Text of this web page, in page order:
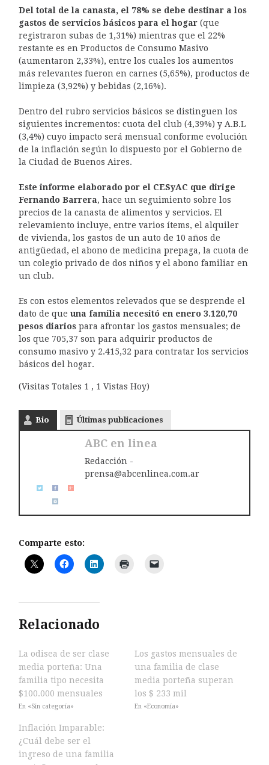
Del total de la canasta, el 78% se debe destinar a los
gastos de servicios básicos para el hogar(que
registraron subas de 1,31%) mientras que el 22%
restante es en Productos de Consumo Masivo
(aumentaron 2,33%), entre los cuales los aumentos
más relevantes fueron en carnes (5,65%), productos de
limpieza (3,92%) y bebidas (2,16%).
Dentro del rubro servicios básicos se distinguen los
siguientes incrementos: cuota del club (4,39%) y A.B.L
(3,4%) cuyo impacto será mensual conforme evolución
de la inflación según lo dispuesto por el Gobierno de
la Ciudad de Buenos Aires.
Este informe elaborado por el CESyAC que dirige
Fernando Barrera, hace un seguimiento sobre los
precios de la canasta de alimentos y servicios. El
relevamiento incluye, entre varios ítems, el alquiler
de vivienda, los gastos de un auto de 10 años de
antigüedad, el abono de medicina prepaga, la cuota de
un colegio privado de dos niños y el abono familiar en
un club.
Es con estos elementos relevados que se desprende el
dato de que una familia necesitó en enero 3.120,70
pesos diariospara afrontar los gastos mensuales; de
los que 705,37 son para adquirir productos de
consumo masivo y 2.415,32 para contratar los servicios
básicos del hogar.
(Visitas Totales 1 , 1 Vistas Hoy)
Bio Últimas publicaciones
ABC en linea
Redacción -
prensa@abcenlinea.com.ar
Comparte esto:
Relacionado
La odisea de ser clase
media porteña: Una
familia tipo necesita
$100.000 mensuales
En «Sin categoría»
Los gastos mensuales de
una familia de clase
media porteña superan
los $ 233 mil
En «Economía»
Inflación Imparable:
¿Cuál debe ser el
ingreso de una familia